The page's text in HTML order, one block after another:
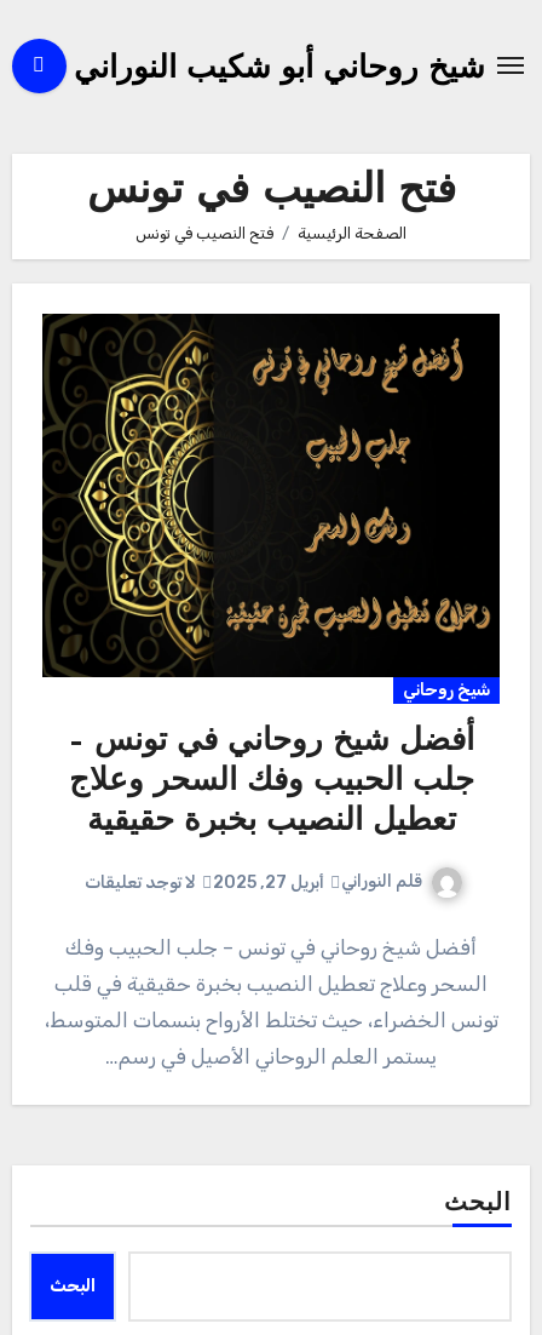
المحتوىشيخ روحاني أبو شكيب النوراني
فتح النصيب في تونس
الصفحة الرئيسية فتح النصيب في تونس
شيخ روحاني
أفضل شيخ روحاني في تونس –
جلب الحبيب وفك السحر وعلاج
تعطيل النصيب بخبرة حقيقية
قلم النوراني أبريل 27, 2025 لا توجد تعليقات
أفضل شيخ روحاني في تونس – جلب الحبيب وفك
السحر وعلاج تعطيل النصيب بخبرة حقيقية في قلب
تونس الخضراء، حيث تختلط الأرواح بنسمات المتوسط،
يستمر العلم الروحاني الأصيل في رسم…
البحث
البحث